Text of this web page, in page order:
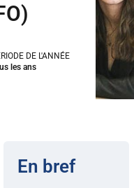
DE L'ANNÉE
les ans
En bref